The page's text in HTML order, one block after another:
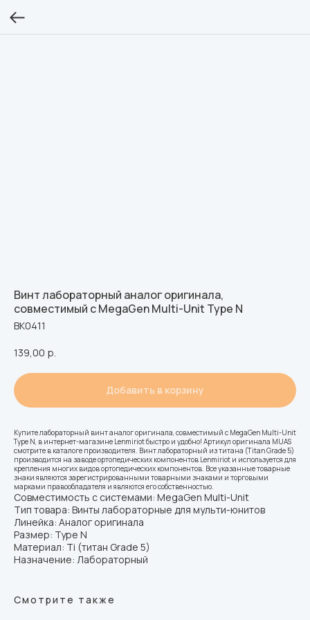
Винт лабораторный аналог оригинала,
совместимый с MegaGen Multi-Unit Type N
ВК0411
139,00 р.
Добавить в корзину
Купите лабораторный винт аналог оригинала, совместимый с MegaGen Multi-Unit
Type N, в интернет-магазине Lenmiriot быстро и удобно! Артикул оригинала MUAS
смотрите в каталоге производителя. Винт лабораторный из титана (Titan Grade 5)
производится на заводе ортопедических компонентов Lenmiriot и используется для
крепления многих видов ортопедических компонентов. Все указанные товарные
знаки являются зарегистрированными товарными знаками и торговыми
марками правообладателя и являются его собственностью.
Совместимость с системами: MegaGen Multi-Unit
Тип товара: Винты лабораторные для мульти-юнитов
Линейка: Аналог оригинала
Размер: Type N
Материал: Ti (титан Grade 5)
Назначение: Лабораторный
Смотрите также